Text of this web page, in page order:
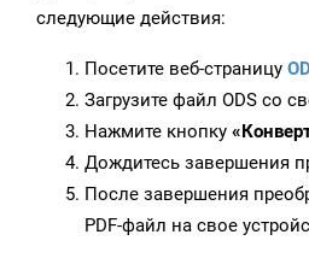
следующие действия:
Посетите веб-страницу
Загрузите файл ODS со
Нажмите кнопку
Дождитесь завершения
После завершения
PDF-файл на свое